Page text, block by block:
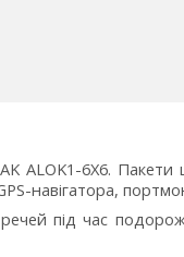
ALOK1-6X6. Пакети
навігатора,
під час